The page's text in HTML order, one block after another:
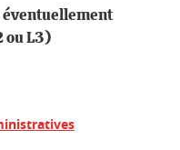
éventuellement
ou L3)